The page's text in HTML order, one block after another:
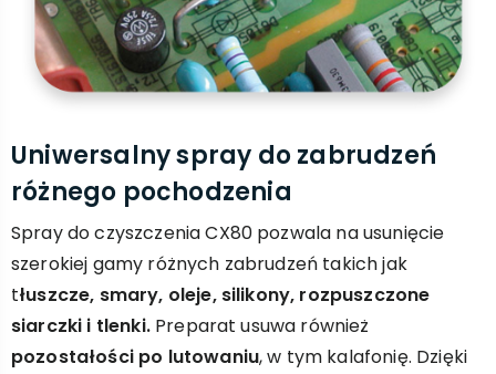
Uniwersalny spray do zabrudzeń
różnego pochodzenia
Spray do czyszczenia CX80 pozwala na usunięcie
szerokiej gamy różnych zabrudzeń takich jak
tłuszcze, smary, oleje, silikony, rozpuszczone
siarczki i tlenki.Preparat usuwa również
pozostałości po lutowaniu, w tym kalafonię. Dzięki